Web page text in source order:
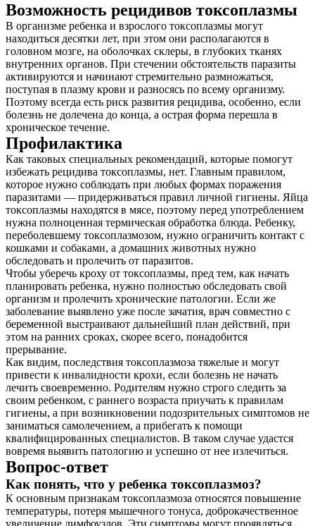
Возможность рецидивов токсоплазмы
В организме ребенка и взрослого токсоплазмы могут
находиться десятки лет, при этом они располагаются в
головном мозге, на оболочках склеры, в глубоких тканях
внутренних органов. При стечении обстоятельств паразиты
активируются и начинают стремительно размножаться,
поступая в плазму крови и разносясь по всему организму.
Поэтому всегда есть риск развития рецидива, особенно, если
болезнь не долечена до конца, а острая форма перешла в
хроническое течение.
Профилактика
Как таковых специальных рекомендаций, которые помогут
избежать рецидива токсоплазмы, нет. Главным правилом,
которое нужно соблюдать при любых формах поражения
паразитами — придерживаться правил личной гигиены. Яйца
токсоплазмы находятся в мясе, поэтому перед употреблением
нужна полноценная термическая обработка блюда. Ребенку,
переболевшему токсоплазмозом, нужно ограничить контакт с
кошками и собаками, а домашних животных нужно
обследовать и пролечить от паразитов.
Чтобы уберечь кроху от токсоплазмы, пред тем, как начать
планировать ребенка, нужно полностью обследовать свой
организм и пролечить хронические патологии. Если же
заболевание выявлено уже после зачатия, врач совместно с
беременной выстраивают дальнейший план действий, при
этом на ранних сроках, скорее всего, понадобится
прерывание.
Как видим, последствия токсоплазмоза тяжелые и могут
привести к инвалидности крохи, если болезнь не начать
лечить своевременно. Родителям нужно строго следить за
своим ребенком, с раннего возраста приучать к правилам
гигиены, а при возникновении подозрительных симптомов не
заниматься самолечением, а прибегать к помощи
квалифицированных специалистов. В таком случае удастся
вовремя выявить патологию и успешно от нее излечиться.
Вопрос-ответ
Как понять, что у ребенка токсоплазмоз?
К основным признакам токсоплазмоза относятся повышение
температуры, потеря мышечного тонуса, доброкачественное
увеличение лимфоузлов. Эти симптомы могут проявляться,